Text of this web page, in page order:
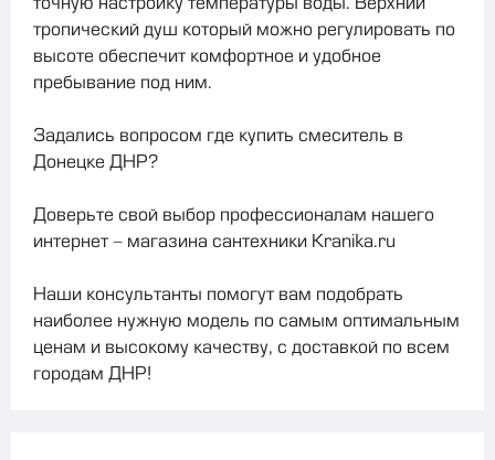
точную настройку температуры воды. Верхний
тропический душ который можно регулировать по
высоте обеспечит комфортное и удобное
пребывание под ним.
Задались вопросом где купить смеситель в
Донецке ДНР?
Доверьте свой выбор профессионалам нашего
интернет- магазина сантехники Kranika.ru
Наши консультанты помогут вам подобрать
наиболее нужную модель по самым оптимальным
ценам и высокому качеству, с доставкой по всем
городам ДНР!